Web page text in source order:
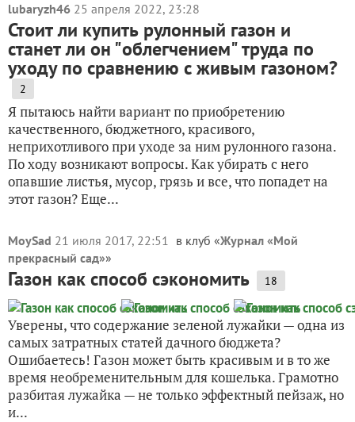
lubaryzh46 25 апреля 2022, 23:28
Стоит ли купить рулонный газон и
станет ли он "облегчением" труда по
уходу по сравнению с живым газоном?
2
Я пытаюсь найти вариант по приобретению
качественного, бюджетного, красивого,
неприхотливого при уходе за ним рулонного газона.
По ходу возникают вопросы. Как убирать с него
опавшие листья, мусор, грязь и все, что попадет на
этот газон? Еще...
MoySad 21 июля 2017, 22:51 в клуб «Журнал «Мой
прекрасный сад»»
Газон как способ сэкономить 18
Уверены, что содержание зеленой лужайки — одна из
самых затратных статей дачного бюджета?
Ошибаетесь! Газон может быть красивым и в то же
время необременительным для кошелька. Грамотно
разбитая лужайка — не только эффектный пейзаж, но
и...